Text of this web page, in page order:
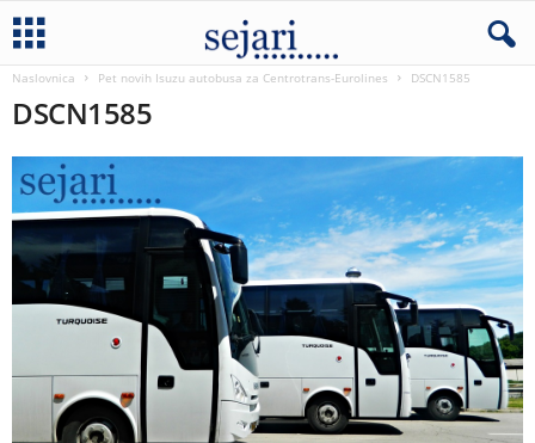
Naslovnica Pet novih Isuzu autobusa za Centrotrans-Eurolines DSCN1585
DSCN1585